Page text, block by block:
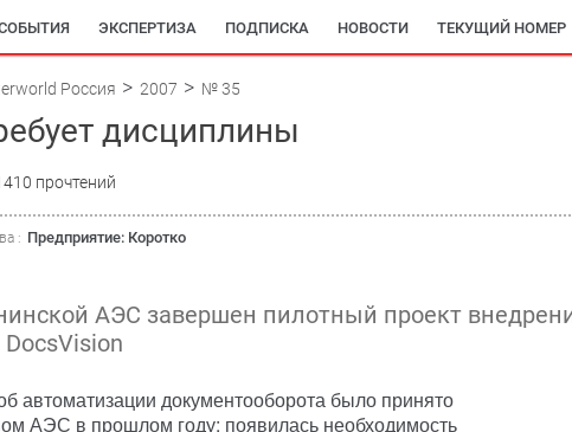
ЭКСПЕРТИЗА ПОДПИСКА НОВОСТИ ТЕКУЩИЙ НОМЕР
Россия 2007 № 35
дисциплины
прочтений
: Предприятие: Коротко
АЭС завершен пилотный проект
автоматизации документооборота было принято
АЭС в прошлом году: появилась необходимость